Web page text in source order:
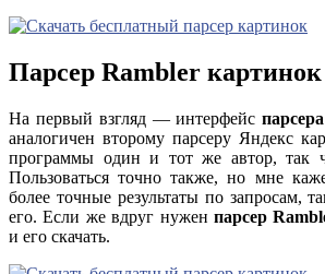
Парсер Rambler картинок
На первый взгляд — интерфейс
аналогичен второму парсеру Яндекс
программы один и тот же автор, так
Пользоваться точно также, но мне
более точные результаты по запросам,
его. Если же вдруг нужен парсер
и его скачать.